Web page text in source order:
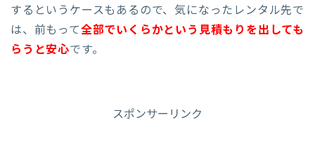
するというケースもあるので、気になったレンタル先で
は、前もって全部でいくらかという見積もりを出しても
らうと安心です。
スポンサーリンク